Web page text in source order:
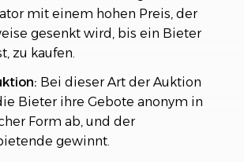
mit einem hohen Preis, der
gesenkt wird, bis ein Bieter
zu kaufen.
Bei dieser Art der Auktion
Bieter ihre Gebote anonym in
Form ab, und der
gewinnt.